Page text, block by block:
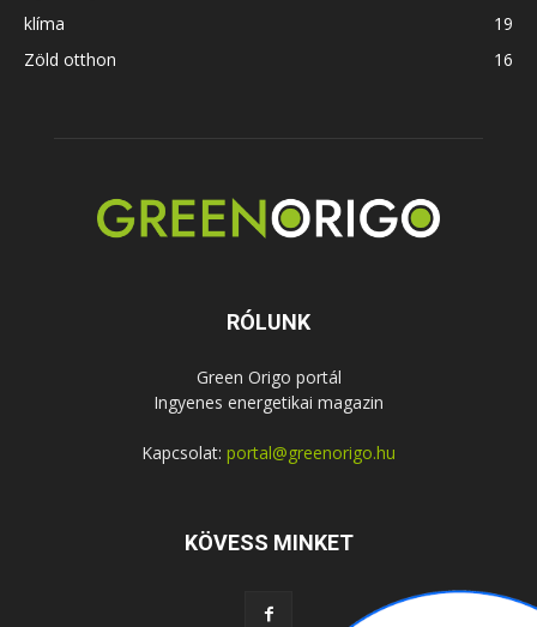
klíma
19
Zöld otthon
16
RÓLUNK
Green Origo portál
Ingyenes energetikai magazin
Kapcsolat: portal@greenorigo.hu
KÖVESS MINKET